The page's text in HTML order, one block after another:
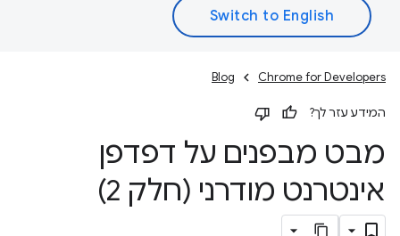
Chrome for Developers
Blog
המידע עזר לך?
מבט מבפנים על דפדפן
אינטרנט מודרני (חלק 2)